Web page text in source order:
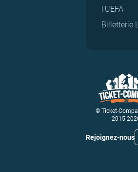
l'UEFA
Billetterie
© Ticket-
2015-
Rejoignez-nous